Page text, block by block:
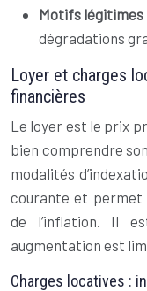
Motifs légitimes
dégradations
Loyer et charges
financières
Le loyer est le prix
bien comprendre
modalités
courante et permet
de l’inflation. Il
augmentation est
Charges locatives :